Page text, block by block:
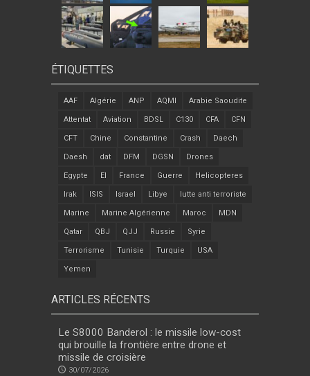
ÉTIQUETTES
AAF Algérie ANP AQMI Arabie Saoudite
Attentat Aviation BDSL C130 CFA CFN
CFT Chine Constantine Crash Daech
Daesh dat DFM DGSN Drones
Egypte EI France Guerre Helicopteres
Irak ISIS Israel Libye lutte anti terroriste
Marine Marine Algérienne Maroc MDN
Qatar QBJ QJJ Russie Syrie
Terrorisme Tunisie Turquie USA
Yemen
ARTICLES RÉCENTS
Le S8000 Banderol : le missile low-cost
qui brouille la frontière entre drone et
missile de croisière
30/07/2026